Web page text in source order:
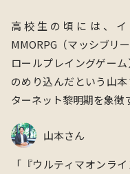
高校生の頃には、
MMORPG（マッシブリ
ロールプレイングゲー
のめり込んだという山
ターネット黎明期を象徴
山本さん
「『ウルティマオンラ